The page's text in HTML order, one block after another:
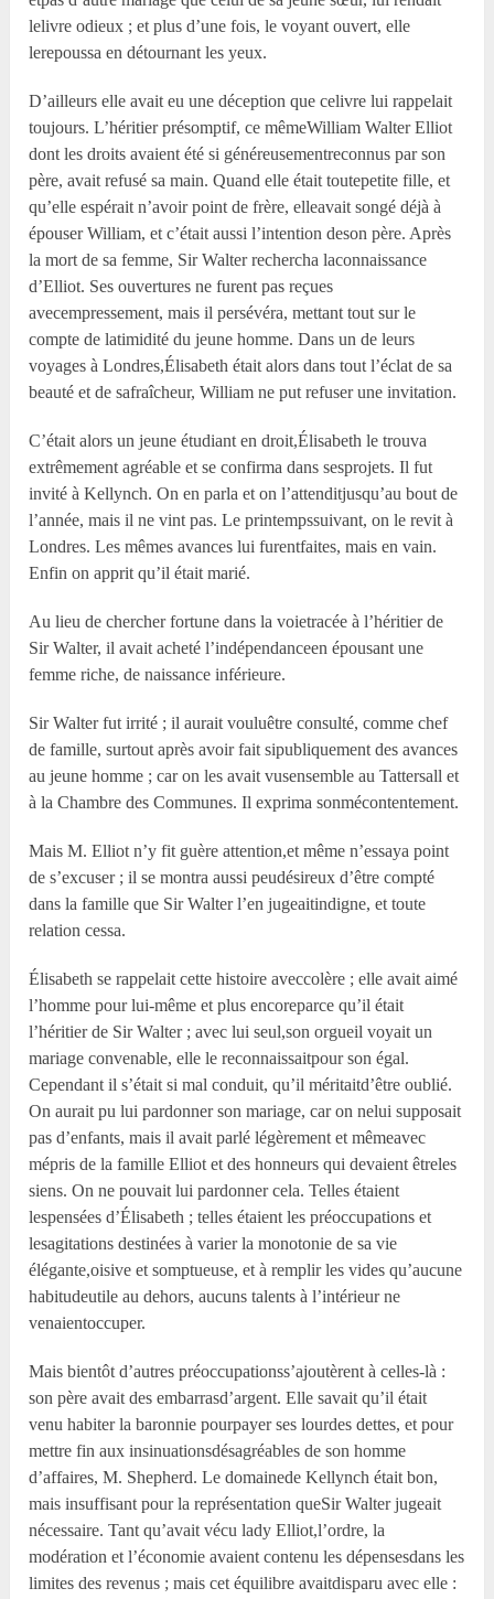
lelivre odieux ; et plus d’une fois, le voyant ouvert, elle
lerepoussa en détournant les yeux.
D’ailleurs elle avait eu une déception que celivre lui rappelait
toujours. L’héritier présomptif, ce mêmeWilliam Walter Elliot
dont les droits avaient été si généreusementreconnus par son
père, avait refusé sa main. Quand elle était toutepetite fille, et
qu’elle espérait n’avoir point de frère, elleavait songé déjà à
épouser William, et c’était aussi l’intention deson père. Après
la mort de sa femme, Sir Walter rechercha laconnaissance
d’Elliot. Ses ouvertures ne furent pas reçues
avecempressement, mais il persévéra, mettant tout sur le
compte de latimidité du jeune homme. Dans un de leurs
voyages à Londres,Élisabeth était alors dans tout l’éclat de sa
beauté et de safraîcheur, William ne put refuser une invitation.
C’était alors un jeune étudiant en droit,Élisabeth le trouva
extrêmement agréable et se confirma dans sesprojets. Il fut
invité à Kellynch. On en parla et on l’attenditjusqu’au bout de
l’année, mais il ne vint pas. Le printempssuivant, on le revit à
Londres. Les mêmes avances lui furentfaites, mais en vain.
Enfin on apprit qu’il était marié.
Au lieu de chercher fortune dans la voietracée à l’héritier de
Sir Walter, il avait acheté l’indépendanceen épousant une
femme riche, de naissance inférieure.
Sir Walter fut irrité ; il aurait vouluêtre consulté, comme chef
de famille, surtout après avoir fait sipubliquement des avances
au jeune homme ; car on les avait vusensemble au Tattersall et
à la Chambre des Communes. Il exprima sonmécontentement.
Mais M. Elliot n’y fit guère attention,et même n’essaya point
de s’excuser ; il se montra aussi peudésireux d’être compté
dans la famille que Sir Walter l’en jugeaitindigne, et toute
relation cessa.
Élisabeth se rappelait cette histoire aveccolère ; elle avait aimé
l’homme pour lui-même et plus encoreparce qu’il était
l’héritier de Sir Walter ; avec lui seul,son orgueil voyait un
mariage convenable, elle le reconnaissaitpour son égal.
Cependant il s’était si mal conduit, qu’il méritaitd’être oublié.
On aurait pu lui pardonner son mariage, car on nelui supposait
pas d’enfants, mais il avait parlé légèrement et mêmeavec
mépris de la famille Elliot et des honneurs qui devaient êtreles
siens. On ne pouvait lui pardonner cela. Telles étaient
lespensées d’Élisabeth ; telles étaient les préoccupations et
lesagitations destinées à varier la monotonie de sa vie
élégante,oisive et somptueuse, et à remplir les vides qu’aucune
habitudeutile au dehors, aucuns talents à l’intérieur ne
venaientoccuper.
Mais bientôt d’autres préoccupationss’ajoutèrent à celles-là :
son père avait des embarrasd’argent. Elle savait qu’il était
venu habiter la baronnie pourpayer ses lourdes dettes, et pour
mettre fin aux insinuationsdésagréables de son homme
d’affaires, M. Shepherd. Le domainede Kellynch était bon,
mais insuffisant pour la représentation queSir Walter jugeait
nécessaire. Tant qu’avait vécu lady Elliot,l’ordre, la
modération et l’économie avaient contenu les dépensesdans les
limites des revenus ; mais cet équilibre avaitdisparu avec elle :